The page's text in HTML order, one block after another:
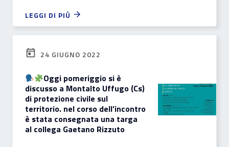
LEGGI DI PIÙ
24 GIUGNO 2022
Oggi pomeriggio si è
discusso a Montalto Uffugo (Cs)
di protezione civile sul
territorio. nel corso dell’incontro
è stata consegnata una targa
al collega Gaetano Rizzuto